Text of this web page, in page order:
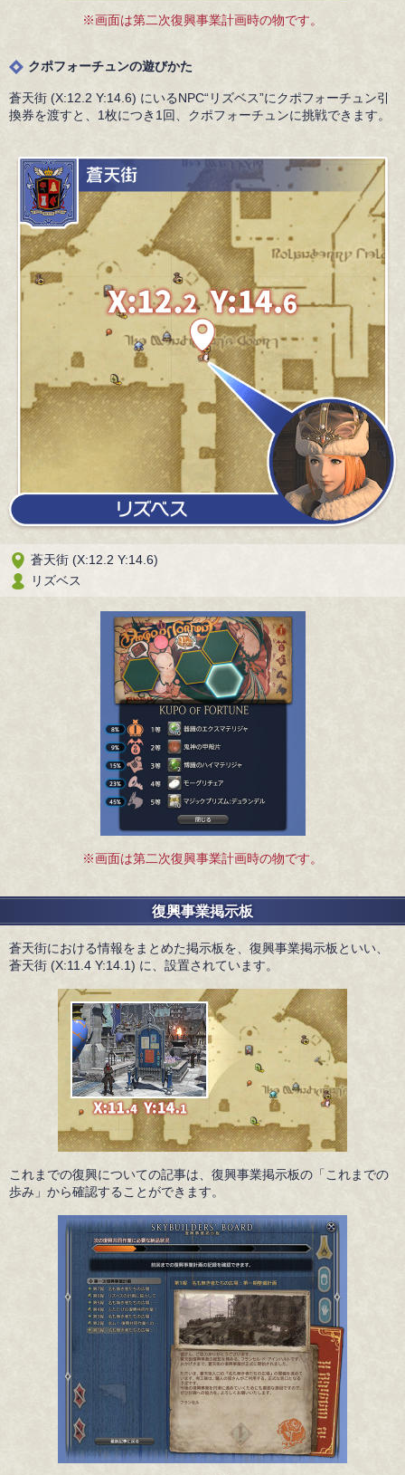
※画面は第二次復興事業計画時の物です。
クポフォーチュンの遊びかた
蒼天街 (X:12.2 Y:14.6) にいるNPC“リズベス”にクポフォーチュン引
換券を渡すと、1枚につき1回、クポフォーチュンに挑戦できます。
蒼天街 (X:12.2 Y:14.6)
リズベス
※画面は第二次復興事業計画時の物です。
復興事業掲示板
蒼天街における情報をまとめた掲示板を、復興事業掲示板といい、
蒼天街 (X:11.4 Y:14.1) に、設置されています。
これまでの復興についての記事は、復興事業掲示板の「これまでの
歩み」から確認することができます。